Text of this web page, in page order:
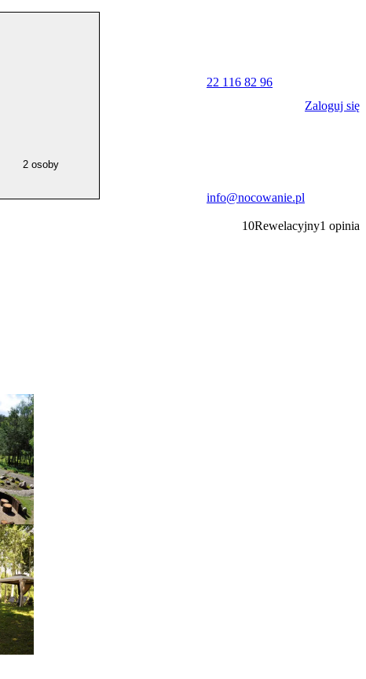
2 osoby
22 116 82 96
info@nocowanie.pl
Zaloguj się
10Rewelacyjny1 opinia